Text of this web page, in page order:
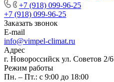
+7 (918) 099-96-25
+7 (918) 099-96-25
Заказать звонок
E-mail
info@vimpel-climat.ru
Адрес
г. Новороссийск ул. Советов 2/6
Режим работы
Пн. – Пт.: с 9:00 до 18:00